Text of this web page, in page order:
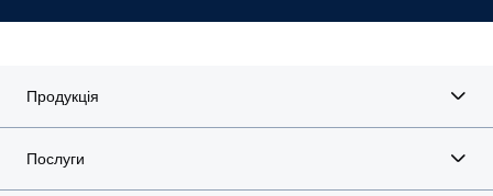
Продукція
Послуги